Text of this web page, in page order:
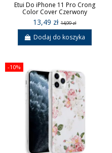
Etui Do iPhone 11 Pro Crong
Color Cover Czerwony
13,49 zł14,99 zł
Dodaj do koszyka
-10%